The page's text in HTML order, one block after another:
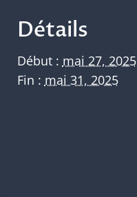
Détails
Début : mai 27, 2025
Fin : mai 31, 2025